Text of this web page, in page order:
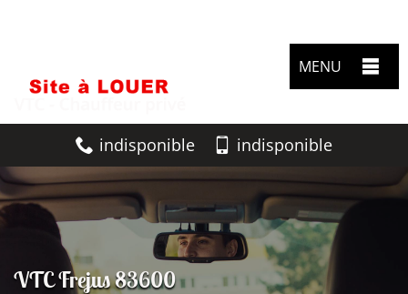
MENU
indisponible indisponible
VTC Frejus 83600